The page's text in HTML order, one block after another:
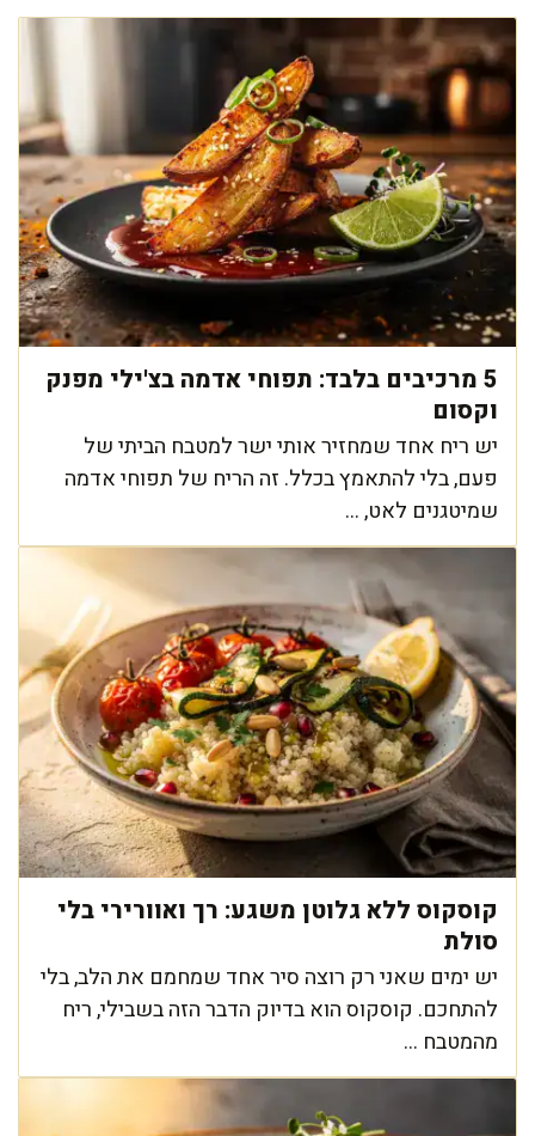
5 מרכיבים בלבד: תפוחי אדמה בצ'ילי מפנק
וקסום
יש ריח אחד שמחזיר אותי ישר למטבח הביתי של
פעם, בלי להתאמץ בכלל. זה הריח של תפוחי אדמה
שמיטגנים לאט, ...
קוסקוס ללא גלוטן משגע: רך ואוורירי בלי
סולת
יש ימים שאני רק רוצה סיר אחד שמחמם את הלב, בלי
להתחכם. קוסקוס הוא בדיוק הדבר הזה בשבילי, ריח
מהמטבח ...